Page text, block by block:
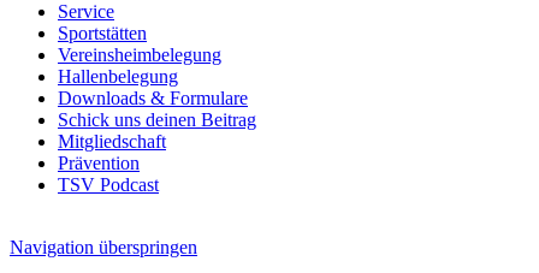
Service
Sportstätten
Vereinsheimbelegung
Hallenbelegung
Downloads & Formulare
Schick uns deinen Beitrag
Mitgliedschaft
Prävention
TSV Podcast
Navigation überspringen